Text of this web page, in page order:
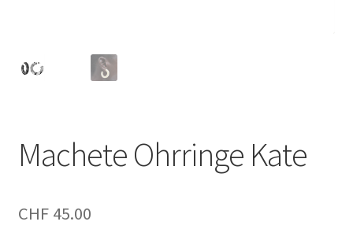
Machete Ohrringe Kate
CHF45.00